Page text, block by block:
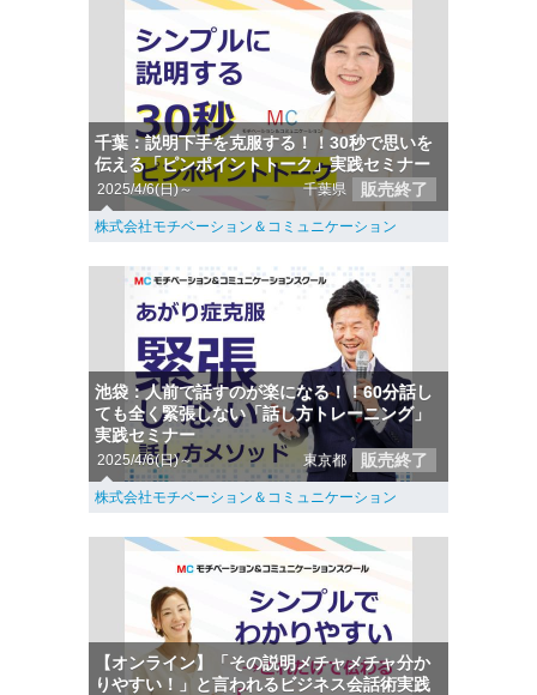
千葉：説明下手を克服する！！30秒で思いを
伝える「ピンポイントトーク」実践セミナー
2025/4/6(日)～ 千葉県 販売終了
株式会社モチベーション＆コミュニケーション
池袋：人前で話すのが楽になる！！60分話し
ても全く緊張しない「話し方トレーニング」
実践セミナー
2025/4/6(日)～ 東京都 販売終了
株式会社モチベーション＆コミュニケーション
【オンライン】「その説明メチャメチャ分か
りやすい！」と言われるビジネス会話術実践